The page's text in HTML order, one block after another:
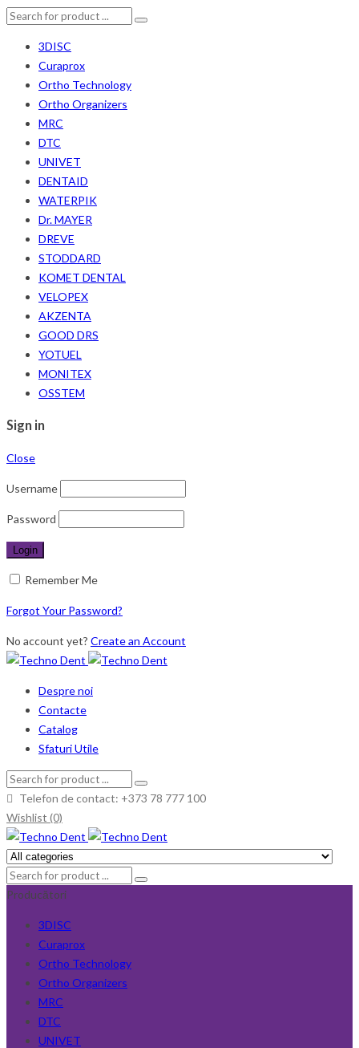
3DISC
Curaprox
Ortho Technology
Ortho Organizers
MRC
DTC
UNIVET
DENTAID
WATERPIK
Dr. MAYER
DREVE
STODDARD
KOMET DENTAL
VELOPEX
AKZENTA
GOOD DRS
YOTUEL
MONITEX
OSSTEM
Sign in
Close
Username
Password
Remember Me
Forgot Your Password?
No account yet? Create an Account
Despre noi
Contacte
Catalog
Sfaturi Utile
Telefon de contact: +373 78 777 100
Wishlist (0)
Producători
3DISC
Curaprox
Ortho Technology
Ortho Organizers
MRC
DTC
UNIVET